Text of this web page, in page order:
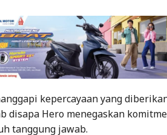
kepercayaan yang
disapa Hero menegaskan
tanggung jawab.